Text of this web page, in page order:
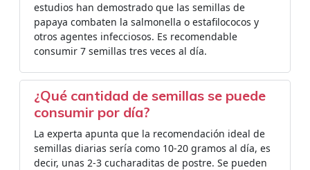
estudios han demostrado que las semillas de
papaya combaten la salmonella o estafilococos y
otros agentes infecciosos. Es recomendable
consumir 7 semillas tres veces al día.
¿Qué cantidad de semillas se puede
consumir por día?
La experta apunta que la recomendación ideal de
semillas diarias sería como 10-20 gramos al día, es
decir, unas 2-3 cucharaditas de postre. Se pueden